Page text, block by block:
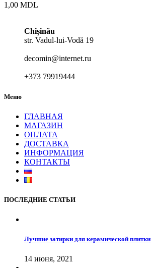
1,00 MDL
Chișinău
str. Vadul-lui-Vodă 19
decomin@internet.ru
+373 79919444
Меню
ГЛАВНАЯ
МАГАЗИН
ОПЛАТА
ДОСТАВКА
ИНФОРМАЦИЯ
КОНТАКТЫ
ПОСЛЕДНИЕ СТАТЬИ
Лучшие затирки для керамической плитки
14 июня, 2021